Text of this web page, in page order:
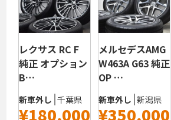
レクサス RC F
純正 オプション
B…
新車外し 千葉県
¥180,000
メルセデスAMG
W463A G63 純正
OP …
新車外し 新潟県
¥350,000